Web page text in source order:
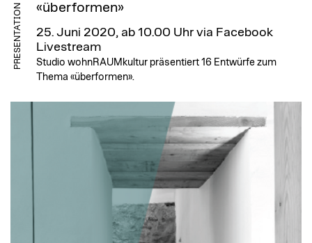
PRESENTATION «überformen»
25. Juni 2020, ab 10.00 Uhr via Facebook
Livestream
Studio wohnRAUMkultur präsentiert 16 Entwürfe zum
Thema «überformen».